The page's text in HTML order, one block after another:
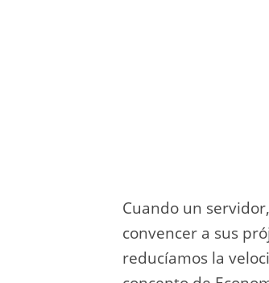
Cuando un
convencer a sus
reducíamos la